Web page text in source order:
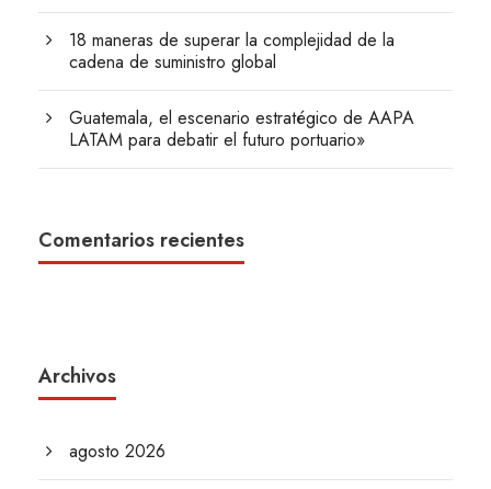
18 maneras de superar la complejidad de la
cadena de suministro global
Guatemala, el escenario estratégico de AAPA
LATAM para debatir el futuro portuario»
Comentarios recientes
Archivos
agosto 2026